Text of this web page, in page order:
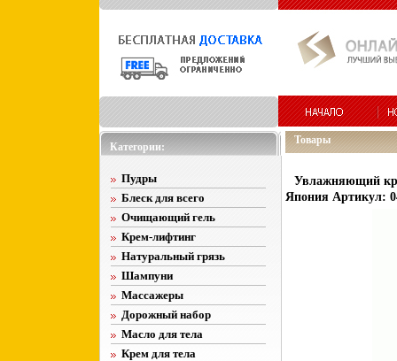
Категории:
Пудры
Блеск для всего
Очищающий гель
Крем-лифтинг
Натуральный грязь
Шампуни
Массажеры
Дорожный набор
Масло для тела
Крем для тела
Товары
Увлажняющий
Япония Артикул: